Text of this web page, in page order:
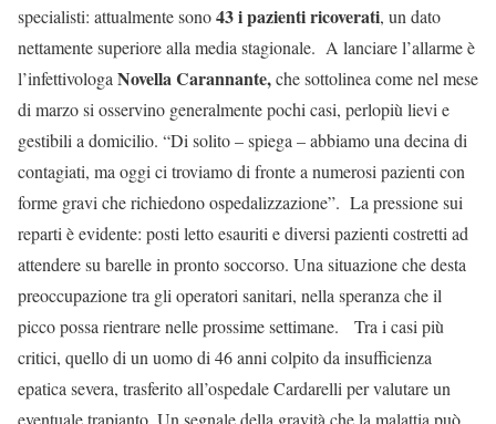
specialisti: attualmente sono43 i pazienti ricoverati, un dato
nettamente superiore alla media stagionale. A lanciare l’allarme è
l’infettivologa Novella Carannante,che sottolinea come nel mese
di marzo si osservino generalmente pochi casi, perlopiù lievi e
gestibili a domicilio. “Di solito – spiega – abbiamo una decina di
contagiati, ma oggi ci troviamo di fronte a numerosi pazienti con
forme gravi che richiedono ospedalizzazione”. La pressione sui
reparti è evidente: posti letto esauriti e diversi pazienti costretti ad
attendere su barelle in pronto soccorso. Una situazione che desta
preoccupazione tra gli operatori sanitari, nella speranza che il
picco possa rientrare nelle prossime settimane. Tra i casi più
critici, quello di un uomo di 46 anni colpito da insufficienza
epatica severa, trasferito all’ospedale Cardarelli per valutare un
eventuale trapianto. Un segnale della gravità che la malattia può